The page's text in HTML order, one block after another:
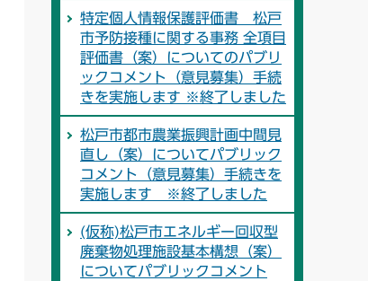
特定個人情報保護評価書 松戸
市予防接種に関する事務 全項目
評価書（案）についてのパブリ
ックコメント（意見募集）手続
きを実施します ※終了しました
松戸市都市農業振興計画中間見
直し（案）についてパブリック
コメント（意見募集）手続きを
実施します ※終了しました
(仮称)松戸市エネルギー回収型
廃棄物処理施設基本構想（案）
についてパブリックコメント